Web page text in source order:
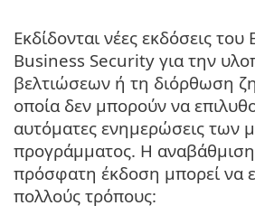
Εκδίδονται νέες εκδόσεις του
Business Security για την
βελτιώσεων ή τη διόρθωση
οποία δεν μπορούν να
αυτόματες ενημερώσεις των
προγράμματος. Η
πρόσφατη έκδοση μπορεί να
πολλούς τρόπους: